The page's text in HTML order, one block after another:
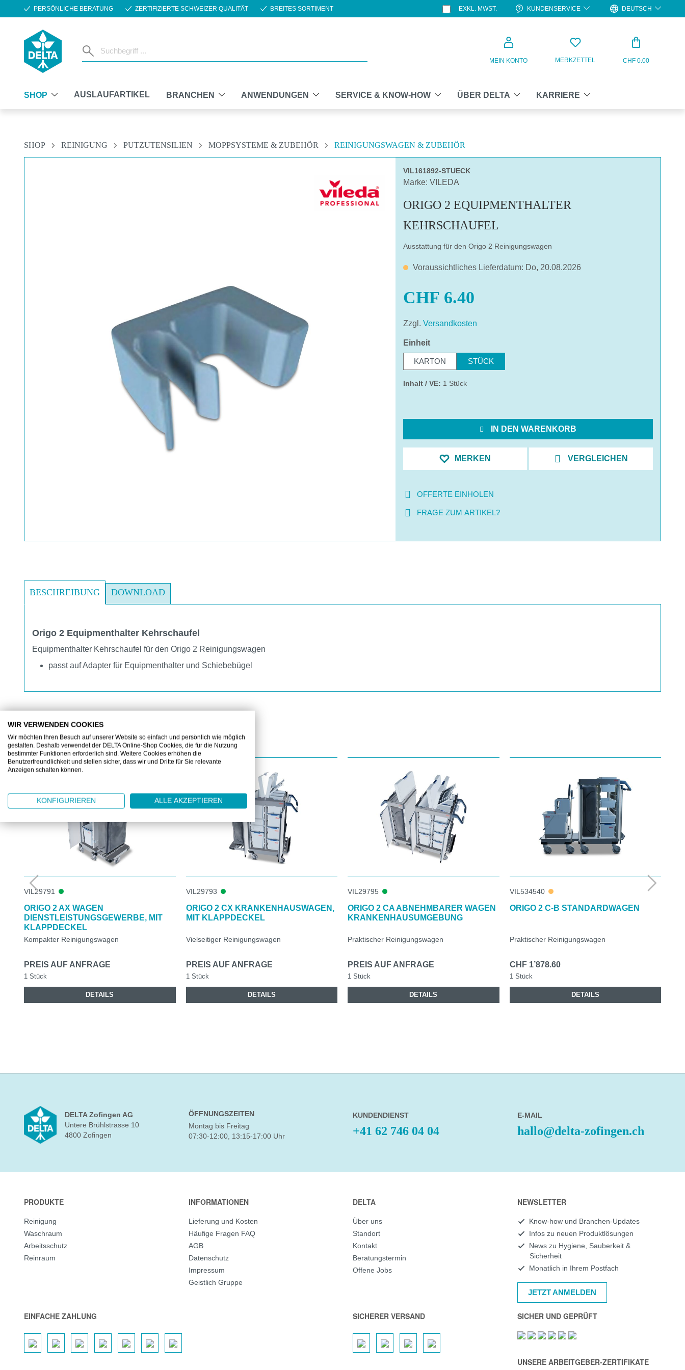
Hauptinhalt springen
Zur Suche springen
Zur Hauptnavigation springen
PERSÖNLICHE BERATUNG ZERTIFIZIERTE SCHWEIZER QUALITÄT BREITES SORTIMENT EXKL. MWST. KUNDENSERVICE DEUTSCH
MEIN KONTO MERKZETTEL CHF 0.00
SHOP AUSLAUFARTIKEL BRANCHEN ANWENDUNGEN SERVICE & KNOW-HOW ÜBER DELTA KARRIERE
SHOP REINIGUNG PUTZUTENSILIEN MOPPSYSTEME & ZUBEHÖR
REINIGUNGSWAGEN & ZUBEHÖR
VIL161892-STUECK
Marke: VILEDA
ORIGO 2 EQUIPMENTHALTER
KEHRSCHAUFEL
Ausstattung für den Origo 2 Reinigungswagen
Voraussichtliches Lieferdatum: Do, 20.08.2026
CHF 6.40
Zzgl. Versandkosten
Einheitauswählen
KARTON STÜCK
Inhalt / VE: 1 Stück
IN DEN WARENKORB
MERKEN VERGLEICHEN
OFFERTE EINHOLEN
FRAGE ZUM ARTIKEL?
BESCHREIBUNG DOWNLOAD
Origo 2 Equipmenthalter Kehrschaufel
Equipmenthalter Kehrschaufel für den Origo 2 Reinigungswagen
passt auf Adapter für Equipmenthalter und Schiebebügel
ZUBEHÖR
Produktgalerie überspringen
VIL29791
ORIGO 2 AX WAGEN
DIENSTLEISTUNGSGEWERBE, MIT
KLAPPDECKEL
Kompakter Reinigungswagen
PREIS AUF ANFRAGE
1 Stück
DETAILS
VIL29793
ORIGO 2 CX KRANKENHAUSWAGEN,
MIT KLAPPDECKEL
Vielseitiger Reinigungswagen
PREIS AUF ANFRAGE
1 Stück
DETAILS
VIL29795
ORIGO 2 CA ABNEHMBARER WAGEN
KRANKENHAUSUMGEBUNG
Praktischer Reinigungswagen
PREIS AUF ANFRAGE
1 Stück
DETAILS
VIL534540
ORIGO 2 C-B STANDARDWAGEN
Praktischer Reinigungswagen
CHF 1’878.60
1 Stück
DETAILS
DELTA Zofingen AG
Untere Brühlstrasse 10
4800 Zofingen
ÖFFNUNGSZEITEN
Montag bis Freitag
07:30-12:00, 13:15-17:00 Uhr
KUNDENDIENST
+41 62 746 04 04
E-MAIL
hallo@delta-zofingen.ch
PRODUKTE
Reinigung
Waschraum
Arbeitsschutz
Reinraum
INFORMATIONEN
Lieferung und Kosten
Häufige Fragen FAQ
AGB
Datenschutz
Impressum
Geistlich Gruppe
DELTA
Über uns
Standort
Kontakt
Beratungstermin
Offene Jobs
NEWSLETTER
Know-how und Branchen-Updates
Infos zu neuen Produktlösungen
News zu Hygiene, Sauberkeit &
Sicherheit
Monatlich in Ihrem Postfach
JETZT ANMELDEN
EINFACHE ZAHLUNG SICHERER VERSAND SICHER UND GEPRÜFT
UNSERE ARBEITGEBER-ZERTIFIKATE
WIR VERWENDEN COOKIES
Wir möchten Ihren Besuch auf unserer Website so einfach und persönlich wie möglich
gestalten. Deshalb verwendet der DELTA Online-Shop Cookies, die für die Nutzung
bestimmter Funktionen erforderlich sind. Weitere Cookies erhöhen die
Benutzerfreundlichkeit und stellen sicher, dass wir und Dritte für Sie relevante
Anzeigen schalten können.
KONFIGURIEREN ALLE AKZEPTIEREN